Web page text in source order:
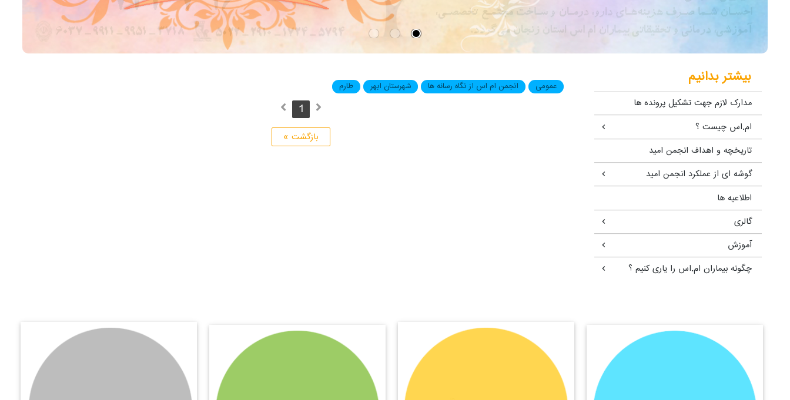
بیشتر بدانیم
مدارک لازم جهت تشکیل پرونده ها
ام.اس چیست ؟
تاریخچه و اهداف انجمن امید
گوشه ای از عملکرد انجمن امید
اطلاعیه ها
گالری
آموزش
چگونه بیماران ام.اس را یاری کنیم ؟
عمومی انجمن ام اس از نگاه رسانه ها شهرستان ابهر طارم
1
بازگشت »